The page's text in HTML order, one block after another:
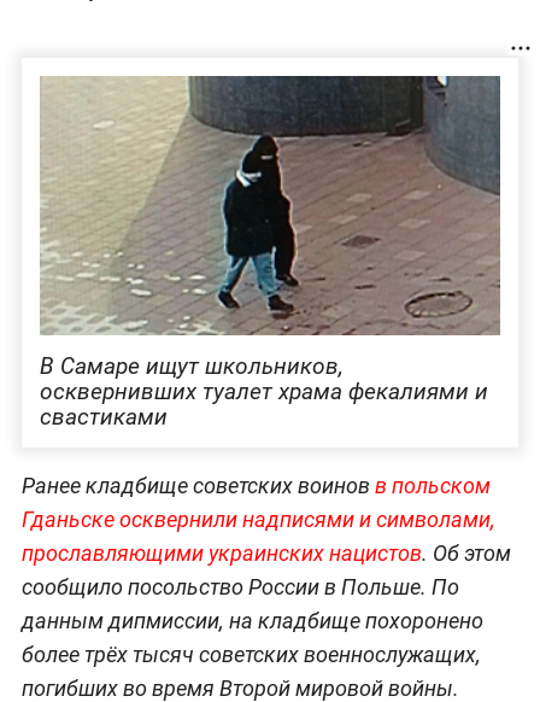
В Самаре ищут школьников,
осквернивших туалет храма фекалиями и
свастиками
Ранее кладбище советских воинов в польском
Гданьске осквернили надписями и символами,
прославляющими украинских нацистов. Об этом
сообщило посольство России в Польше. По
данным дипмиссии, на кладбище похоронено
более трёх тысяч советских военнослужащих,
погибших во время Второй мировой войны.